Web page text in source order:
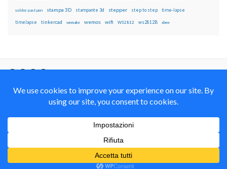
solder past pen stampa 3D stampante 3d stepper step to step time-lapse
timelapse tinkercad wemake wemos wifi WS2812 ws2812B xbee
Alike 4.0 International
© 2012-2018 Mauro Alfieri Elettronica Domotica Robotica Arduino Corsi
Realizzato con il
daGraphene Themes.